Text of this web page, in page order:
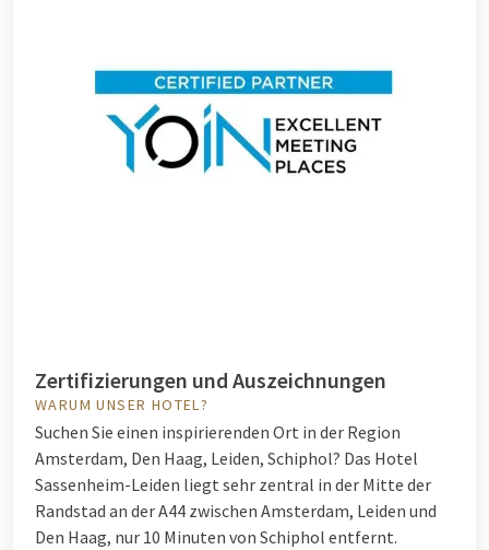
Zertifizierungen und Auszeichnungen
WARUM UNSER HOTEL?
Suchen Sie einen inspirierenden Ort in der Region
Amsterdam, Den Haag, Leiden, Schiphol? Das Hotel
Sassenheim-Leiden liegt sehr zentral in der Mitte der
Randstad an der A44 zwischen Amsterdam, Leiden und
Den Haag, nur 10 Minuten von Schiphol entfernt.